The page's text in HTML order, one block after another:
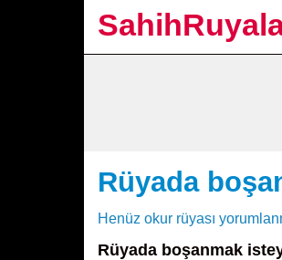
Rüyada
Henüz okur rüyası
Rüyada boşanmak